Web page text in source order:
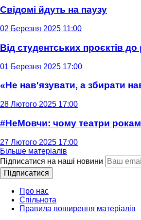
Свідомі йдуть на паузу
02 Березня 2025 11:00
Від студентських проєктів
01 Березня 2025 17:00
«Не нав'язувати, а збирати
28 Лютого 2025 17:00
#НеМовчи: чому театри
27 Лютого 2025 17:00
Більше матеріалів
Підписатися на наші новини
Підписатися
Про нас
Спільнота
Правила поширення матеріалів